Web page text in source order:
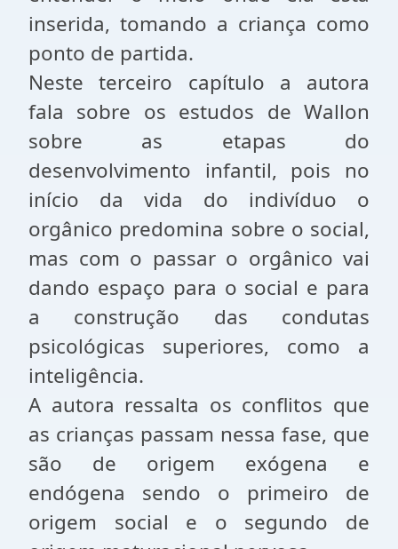
inserida, tomando a criança como
ponto de partida.
Neste terceiro capítulo a autora
fala sobre os estudos de Wallon
sobre as etapas do
desenvolvimento infantil, pois no
início da vida do indivíduo o
orgânico predomina sobre o social,
mas com o passar o orgânico vai
dando espaço para o social e para
a construção das condutas
psicológicas superiores, como a
inteligência.
A autora ressalta os conflitos que
as crianças passam nessa fase, que
são de origem exógena e
endógena sendo o primeiro de
origem social e o segundo de